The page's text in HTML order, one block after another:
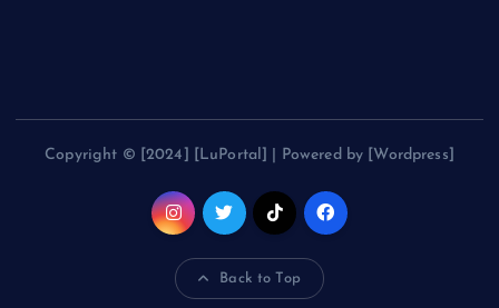
Copyright © [2024] [LuPortal] | Powered by [Wordpress]
Back to Top